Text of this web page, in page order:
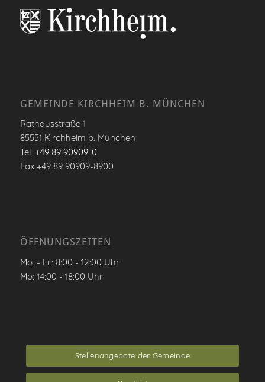
GEMEINDE KIRCHHEIM B. MÜNCHEN
Rathausstraße 1
85551 Kirchheim b. München
Tel. +49 89 90909-0
Fax +49 89 90909-8900
ÖFFNUNGSZEITEN
Mo. - Fr.: 8:00 - 12:00 Uhr
Mo: 14:00 - 18:00 Uhr
Stellenangebote der Gemeinde